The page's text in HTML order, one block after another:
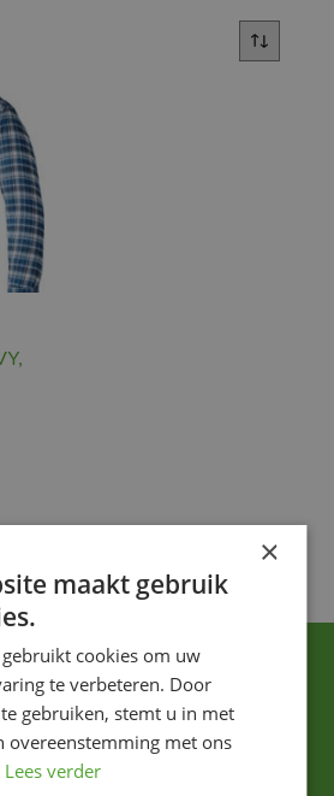
×
maakt gebruik
cookies om uw
te verbeteren. Door
gebruiken, stemt u in met
overeenstemming met ons
Lees verder